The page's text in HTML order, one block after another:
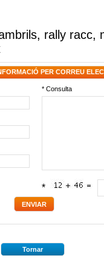
, rally racc,
PER CORREU
* Consulta
*
Tornar